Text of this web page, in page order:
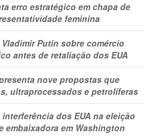
erro estratégico em chapa de
feminina
Putin sobre comércio
antes de retaliação dos EUA
nove propostas que
ultraprocessados e petrolíferas
dos EUA na eleição
embaixadora em Washington